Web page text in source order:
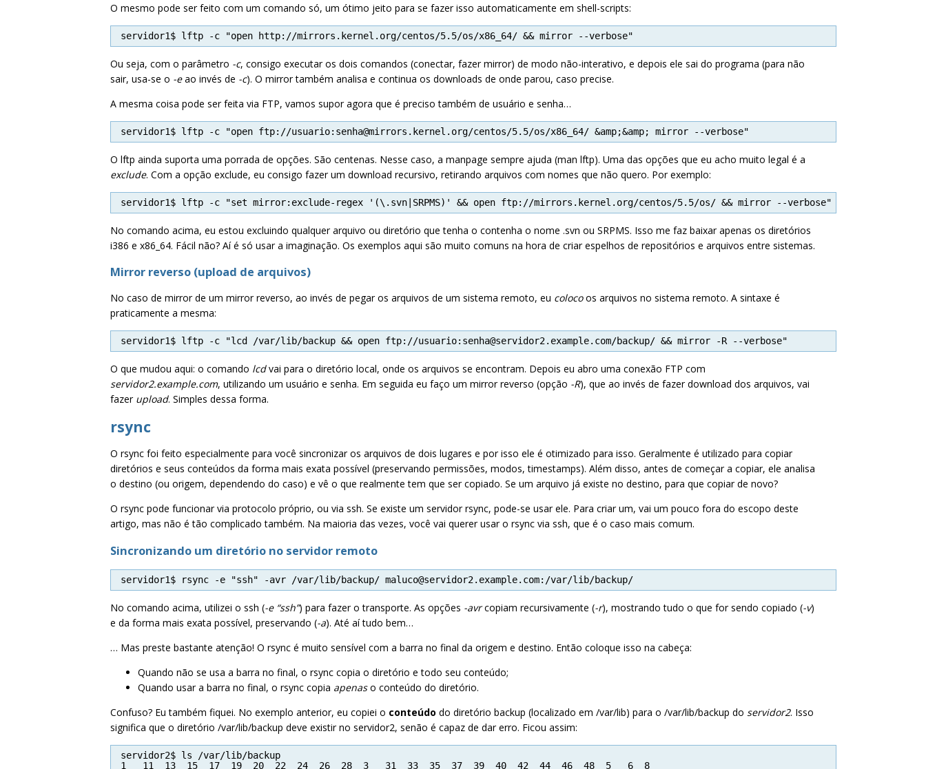
O mesmo pode ser feito com um comando só, um ótimo jeito para se fazer isso automaticamente em shell-scripts:
servidor1$ lftp -c "open http://mirrors.kernel.org/centos/5.5/os/x86_64/ && mirror --verbose"
Ou seja, com o parâmetro -c, consigo executar os dois comandos (conectar, fazer mirror) de modo não-interativo, e depois ele sai do programa (para não
sair, usa-se o -eao invés de -c). O mirror também analisa e continua os downloads de onde parou, caso precise.
A mesma coisa pode ser feita via FTP, vamos supor agora que é preciso também de usuário e senha…
servidor1$ lftp -c "open ftp://usuario:senha@mirrors.kernel.org/centos/5.5/os/x86_64/ &amp;&amp; mirror --verbose"
O lftp ainda suporta uma porrada de opções. São centenas. Nesse caso, a manpage sempre ajuda (man lftp). Uma das opções que eu acho muito legal é a
exclude. Com a opção exclude, eu consigo fazer um download recursivo, retirando arquivos com nomes que não quero. Por exemplo:
servidor1$ lftp -c "set mirror:exclude-regex '(\.svn|SRPMS)' && open ftp://mirrors.kernel.org/centos/5.5/os/ && mirror --verbose"
No comando acima, eu estou excluindo qualquer arquivo ou diretório que tenha o contenha o nome .svn ou SRPMS. Isso me faz baixar apenas os diretórios
i386 e x86_64. Fácil não? Aí é só usar a imaginação. Os exemplos aqui são muito comuns na hora de criar espelhos de repositórios e arquivos entre sistemas.
Mirror reverso (upload de arquivos)
No caso de mirror de um mirror reverso, ao invés de pegar os arquivos de um sistema remoto, eu colocoos arquivos no sistema remoto. A sintaxe é
praticamente a mesma:
servidor1$ lftp -c "lcd /var/lib/backup && open ftp://usuario:senha@servidor2.example.com/backup/ && mirror -R --verbose"
O que mudou aqui: o comando lcdvai para o diretório local, onde os arquivos se encontram. Depois eu abro uma conexão FTP com
servidor2.example.com, utilizando um usuário e senha. Em seguida eu faço um mirror reverso (opção -R), que ao invés de fazer download dos arquivos, vai
fazer upload. Simples dessa forma.
rsync
O rsync foi feito especialmente para você sincronizar os arquivos de dois lugares e por isso ele é otimizado para isso. Geralmente é utilizado para copiar
diretórios e seus conteúdos da forma mais exata possível (preservando permissões, modos, timestamps). Além disso, antes de começar a copiar, ele analisa
o destino (ou origem, dependendo do caso) e vê o que realmente tem que ser copiado. Se um arquivo já existe no destino, para que copiar de novo?
O rsync pode funcionar via protocolo próprio, ou via ssh. Se existe um servidor rsync, pode-se usar ele. Para criar um, vai um pouco fora do escopo deste
artigo, mas não é tão complicado também. Na maioria das vezes, você vai querer usar o rsync via ssh, que é o caso mais comum.
Sincronizando um diretório no servidor remoto
servidor1$ rsync -e "ssh" -avr /var/lib/backup/ maluco@servidor2.example.com:/var/lib/backup/
No comando acima, utilizei o ssh (-e “ssh”) para fazer o transporte. As opções -avrcopiam recursivamente (-r), mostrando tudo o que for sendo copiado (-v)
e da forma mais exata possível, preservando (-a). Até aí tudo bem…
… Mas preste bastante atenção! O rsync é muito sensível com a barra no final da origem e destino. Então coloque isso na cabeça:
Quando não se usa a barra no final, o rsync copia o diretório e todo seu conteúdo;
Quando usar a barra no final, o rsync copia apenaso conteúdo do diretório.
Confuso? Eu também fiquei. No exemplo anterior, eu copiei o conteúdo do diretório backup (localizado em /var/lib) para o /var/lib/backup do servidor2. Isso
significa que o diretório /var/lib/backup deve existir no servidor2, senão é capaz de dar erro. Ficou assim:
servidor2$ ls /var/lib/backup
1   11  13  15  17  19  20  22  24  26  28  3   31  33  35  37  39  40  42  44  46  48  5   6  8